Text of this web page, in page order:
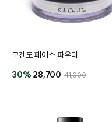
클렌징
코겐도 페이스 파우더
30% 28,700 41,000